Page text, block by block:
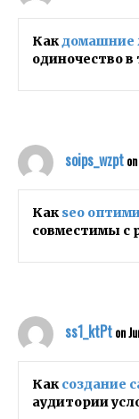
Какдомашние
одиночество в
soips_wzpt
Какseo
совместимы с
ss1_ktPton
Каксоздание
аудитории